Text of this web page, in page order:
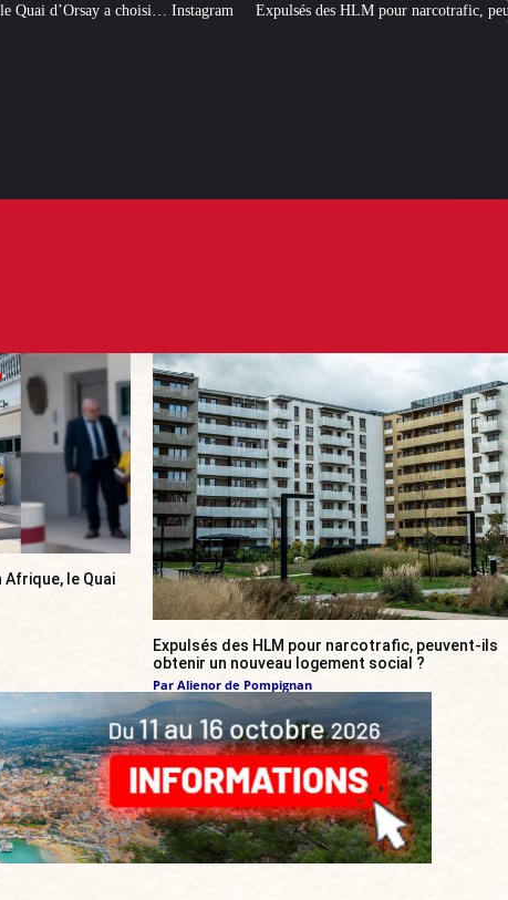
Expulsés des HLM pour narcotrafic, peuvent-ils obtenir un nouveau
le Quai
Expulsés des HLM pour narcotrafic, peuvent-ils
obtenir un nouveau logement social ?
Par Alienor de Pompignan